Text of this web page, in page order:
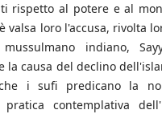
rispetto al potere e al
valsa loro l'accusa, rivolta
indiano,
la causa del declino
i sufi predicano la
pratica contemplativa